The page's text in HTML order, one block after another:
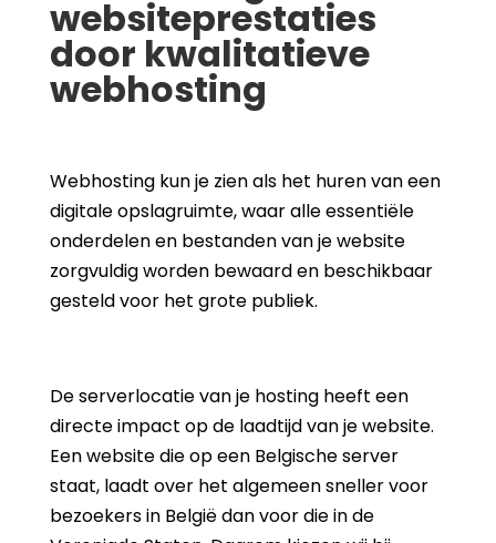
websiteprestaties
door kwalitatieve
webhosting
Webhosting kun je zien als het huren van een
digitale opslagruimte, waar alle essentiële
onderdelen en bestanden van je website
zorgvuldig worden bewaard en beschikbaar
gesteld voor het grote publiek.
De serverlocatie van je hosting heeft een
directe impact op de laadtijd van je website.
Een website die op een Belgische server
staat, laadt over het algemeen sneller voor
bezoekers in België dan voor die in de